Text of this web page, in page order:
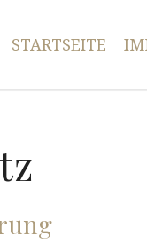
STARTSEITE